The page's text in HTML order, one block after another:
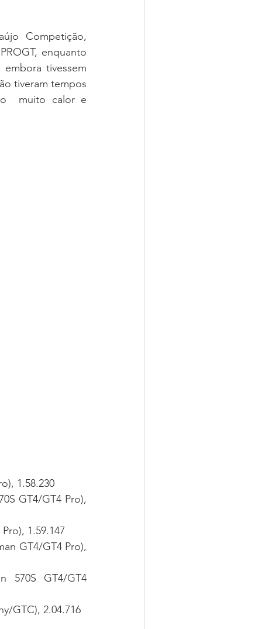
Competição,
enquanto
tivessem
tiveram tempos
muito calor e
1.58.230
GT4/GT4 Pro),
1.59.147
GT4/GT4 Pro),
570S GT4/GT4
GTC), 2.04.716